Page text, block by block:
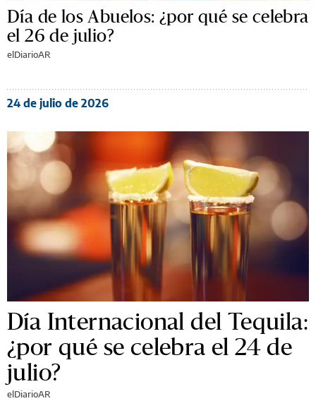
Día de los Abuelos: ¿por qué se celebra
el 26 de julio?
elDiarioAR
24 de julio de 2026
Día Internacional del Tequila:
¿por qué se celebra el 24 de
julio?
elDiarioAR